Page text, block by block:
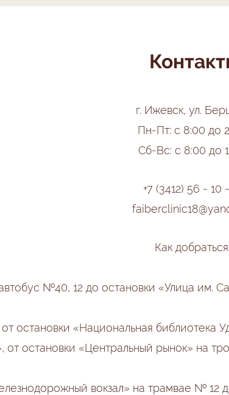
г. Ижевск, ул.
Пн-Пт: с 8:00 до
Сб-Вс: с 8:00 до
+7 (3412) 56 - 10
Как
№40, 12 до остановки «Улица им.
от остановки «Национальная
от остановки «Центральный рынок» на
вокзал» на трамвае №